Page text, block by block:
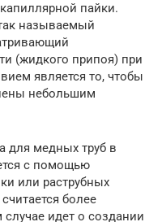
пайки.
называемый
(жидкого припоя) при
является то, чтобы
небольшим
для медных труб в
с помощью
или раструбных
более
идет о создании